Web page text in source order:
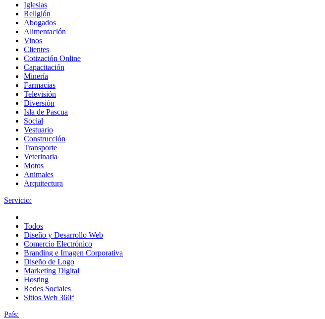
Iglesias
Religión
Abogados
Alimentación
Vinos
Clientes
Cotización Online
Capacitación
Minería
Farmacias
Televisión
Diversión
Isla de Pascua
Social
Vestuario
Construcción
Transporte
Veterinaria
Motos
Animales
Arquitectura
Servicio:
Todos
Diseño y Desarrollo Web
Comercio Electrónico
Branding e Imagen Corporativa
Diseño de Logo
Marketing Digital
Hosting
Redes Sociales
Sitios Web 360°
País: